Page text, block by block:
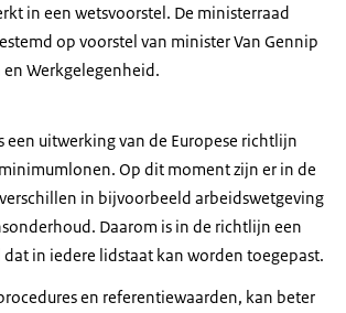
in een wetsvoorstel. De ministerraad
op voorstel van minister Van Gennip
en Werkgelegenheid.
een uitwerking van de Europese richtlijn
Op dit moment zijn er in de
in bijvoorbeeld arbeidswetgeving
Daarom is in de richtlijn een
dat in iedere lidstaat kan worden toegepast.
en referentiewaarden, kan beter